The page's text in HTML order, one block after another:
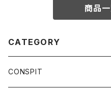
商品
CATEGORY
CONSPIT